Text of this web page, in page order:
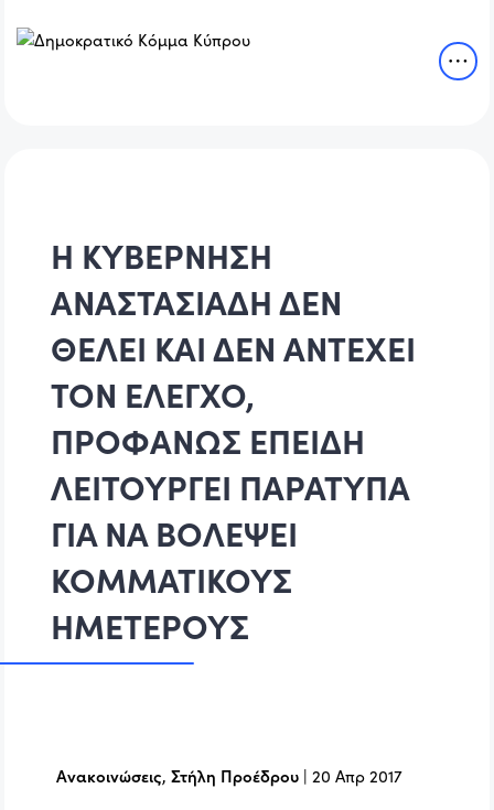
Η ΚΥΒΕΡΝΗΣΗ
ΑΝΑΣΤΑΣΙΑΔΗ ΔΕΝ
ΘΕΛΕΙ ΚΑΙ ΔΕΝ ΑΝΤΕΧΕΙ
ΤΟΝ ΕΛΕΓΧΟ,
ΠΡΟΦΑΝΩΣ ΕΠΕΙΔΗ
ΛΕΙΤΟΥΡΓΕΙ ΠΑΡΑΤΥΠΑ
ΓΙΑ ΝΑ ΒΟΛΕΨΕΙ
ΚΟΜΜΑΤΙΚΟΥΣ
ΗΜΕΤΕΡΟΥΣ
Ανακοινώσεις,Στήλη Προέδρου |20 Απρ 2017